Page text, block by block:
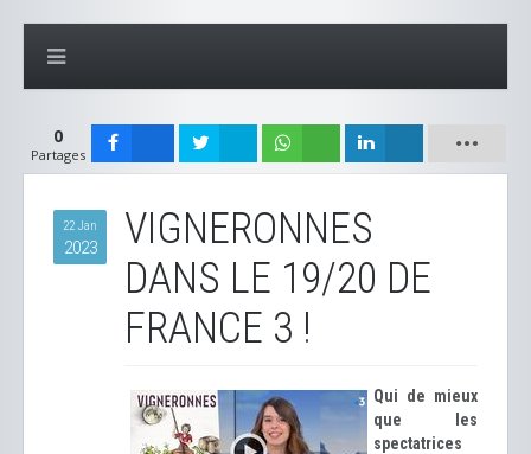
0
Partages
22 Jan
2023
VIGNERONNES
DANS LE 19/20 DE
FRANCE 3 !
Qui de mieux
que les
spectatrices